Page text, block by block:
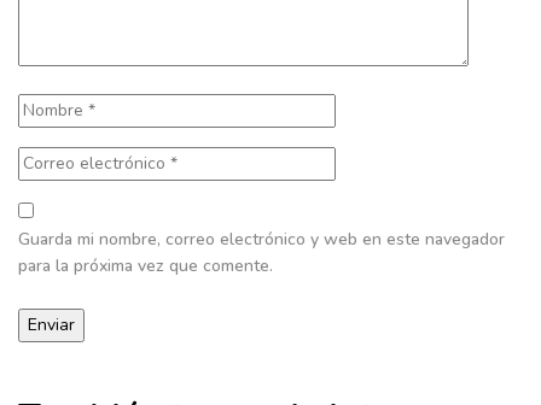
Guarda mi nombre, correo electrónico y web en este navegador
para la próxima vez que comente.